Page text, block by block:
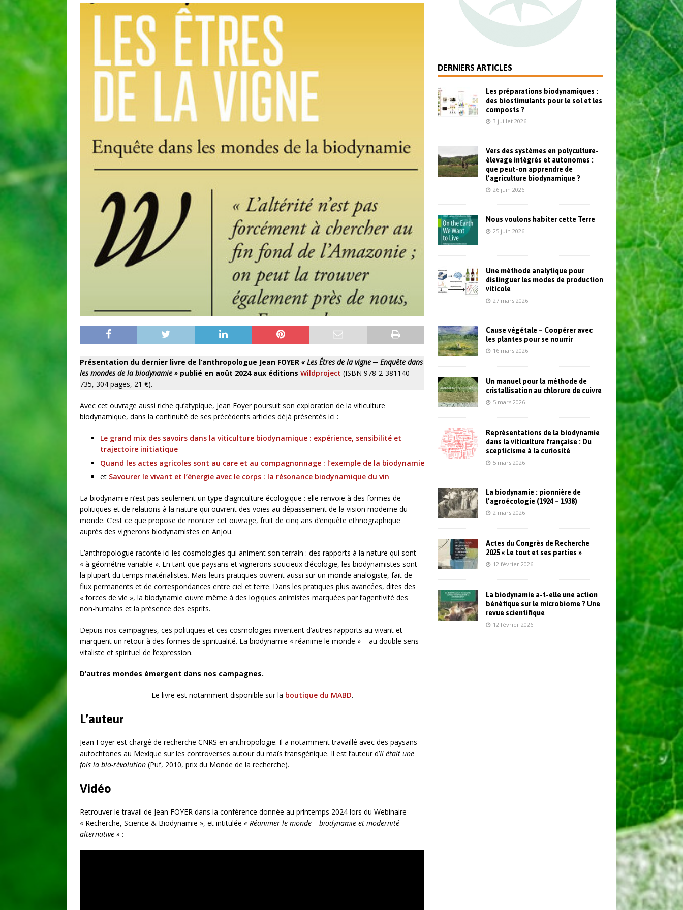
[ 25 juin 2026 ] Nous voulons habiter cette Terre
[ 27 mars 2026 ]
Une méthode analytique pour distinguer les modes de production viticole
QUALITÉ
[ 16 mars 2026 ]
Cause végétale – Coopérer avec les plantes pour se nourrir
[ 11 octobre 2022 ]
Synthèse des recherches scientifiques sur l’agriculture biodynamique
Présentation du dernier livre de l’anthropologue Jean FOYER « Les Êtres de la vigne ─ Enquête dans
les mondes de la biodynamie » publié en août 2024 aux éditions Wildproject (ISBN 978-2-381140-
735, 304 pages, 21 €).
Avec cet ouvrage aussi riche qu’atypique, Jean Foyer poursuit son exploration de la viticulture
biodynamique, dans la continuité de ses précédents articles déjà présentés ici :
Le grand mix des savoirs dans la viticulture biodynamique : expérience, sensibilité et
trajectoire initiatique
Quand les actes agricoles sont au care et au compagnonnage : l’exemple de la biodynamie
et Savourer le vivant et l’énergie avec le corps : la résonance biodynamique du vin
La biodynamie n’est pas seulement un type d’agriculture écologique : elle renvoie à des formes de
politiques et de relations à la nature qui ouvrent des voies au dépassement de la vision moderne du
monde. C’est ce que propose de montrer cet ouvrage, fruit de cinq ans d’enquête ethnographique
auprès des vignerons biodynamistes en Anjou.
L’anthropologue raconte ici les cosmologies qui animent son terrain : des rapports à la nature qui sont
« à géométrie variable ». En tant que paysans et vignerons soucieux d’écologie, les biodynamistes sont
la plupart du temps matérialistes. Mais leurs pratiques ouvrent aussi sur un monde analogiste, fait de
flux permanents et de correspondances entre ciel et terre. Dans les pratiques plus avancées, dites des
« forces de vie », la biodynamie ouvre même à des logiques animistes marquées par l’agentivité des
non-humains et la présence des esprits.
Depuis nos campagnes, ces politiques et ces cosmologies inventent d’autres rapports au vivant et
marquent un retour à des formes de spiritualité. La biodynamie « réanime le monde » – au double sens
vitaliste et spirituel de l’expression.
D’autres mondes émergent dans nos campagnes.
Le livre est notamment disponible sur la boutique du MABD.
L’auteur
Jean Foyer est chargé de recherche CNRS en anthropologie. Il a notamment travaillé avec des paysans
autochtones au Mexique sur les controverses autour du maïs transgénique. Il est l’auteur d’Il était une
fois la bio-révolution (Puf, 2010, prix du Monde de la recherche).
Vidéo
Retrouver le travail de Jean FOYER dans la conférence donnée au printemps 2024 lors du Webinaire
« Recherche, Science & Biodynamie », et intitulée « Réanimer le monde – biodynamie et modernité
alternative » :
DERNIERS ARTICLES
Les préparations biodynamiques :
des biostimulants pour le sol et les
composts ?
3 juillet 2026
Vers des systèmes en polyculture-
élevage intégrés et autonomes :
que peut-on apprendre de
l’agriculture biodynamique ?
26 juin 2026
Nous voulons habiter cette Terre
25 juin 2026
Une méthode analytique pour
distinguer les modes de production
viticole
27 mars 2026
Cause végétale – Coopérer avec
les plantes pour se nourrir
16 mars 2026
Un manuel pour la méthode de
cristallisation au chlorure de cuivre
5 mars 2026
Représentations de la biodynamie
dans la viticulture française : Du
scepticisme à la curiosité
5 mars 2026
La biodynamie : pionnière de
l’agroécologie (1924 – 1938)
2 mars 2026
Actes du Congrès de Recherche
2025 « Le tout et ses parties »
12 février 2026
La biodynamie a-t-elle une action
bénéfique sur le microbiome ? Une
revue scientifique
12 février 2026